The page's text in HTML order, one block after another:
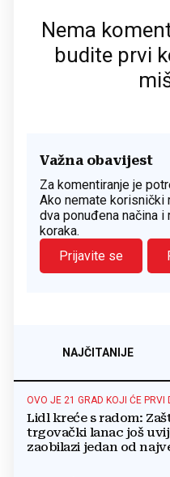
Nema
budite prvi
Važna obavijest
Za komentiranje je
Ako nemate korisnički
dva ponuđena načina
koraka.
Prijavite se
NAJČITANIJE
OVO JE 21 GRAD KOJI ĆE PRVI
Lidl kreće s radom:
trgovački lanac još
zaobilazi jedan od